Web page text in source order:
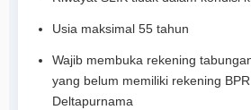
Usia maksimal 55 tahun
Wajib membuka rekening
yang belum memiliki rekening
Deltapurnama